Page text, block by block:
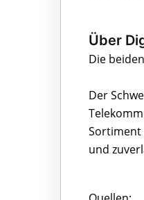
Über
Die
Der
Sortiment
und